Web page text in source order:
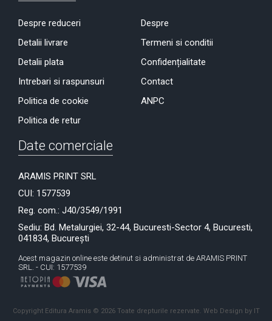
Despre reduceri
Detalii livrare
Detalii plata
Intrebari si raspunsuri
Politica de cookie
Politica de retur
Despre
Termeni si conditii
Confidențialitate
Contact
ANPC
Date comerciale
ARAMIS PRINT SRL
CUI: 1577539
Reg. com.: J40/3549/1991
Sediu: Bd. Metalurgiei, 32-44, Bucuresti-Sector 4, Bucuresti,
041834, București
Acest magazin online este detinut si administrat de ARAMIS PRINT
SRL. - CUI: 1577539
Copyright Editura Aramis © 2026 Toate drepturile rezervate. Web Design by IT